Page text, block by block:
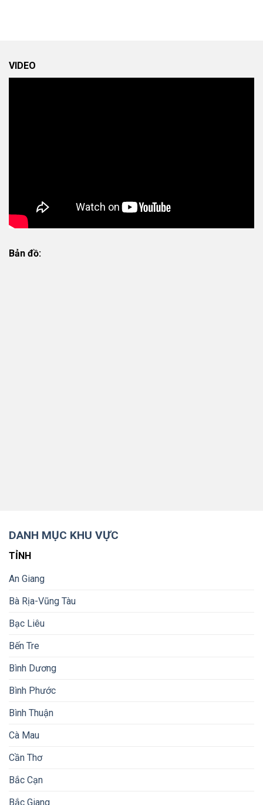
VIDEO
Bản đồ:
DANH MỤC KHU VỰC
TỈNH
An Giang
Bà Rịa-Vũng Tàu
Bạc Liêu
Bến Tre
Bình Dương
Bình Phước
Bình Thuận
Cà Mau
Cần Thơ
Bắc Cạn
Bắc Giang